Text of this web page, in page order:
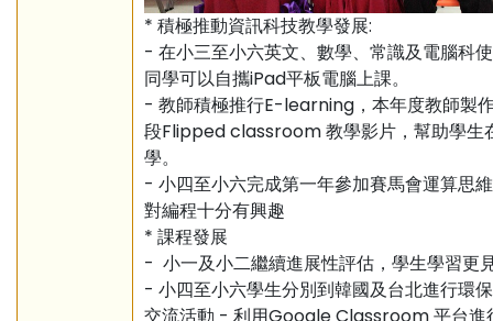
* 積極推動資訊科技教學發展:
- 在小三至小六英文、數學、常識及電腦科
同學可以自攜iPad平板電腦上課。
- 教師積極推行E-learning，本年度教師製
段Flipped classroom 教學影片，幫助學生
學。
- 小四至小六完成第一年參加賽馬會運算思
對編程十分有興趣
* 課程發展
- 小一及小二繼續進展性評估，學生學習更
- 小四至小六學生分別到韓國及台北進行環